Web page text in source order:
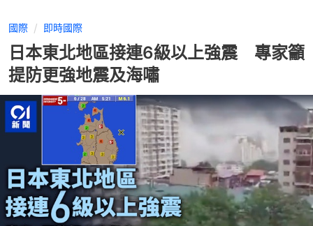
國際 即時國際
日本東北地區接連6級以上強震 專家籲
提防更強地震及海嘯